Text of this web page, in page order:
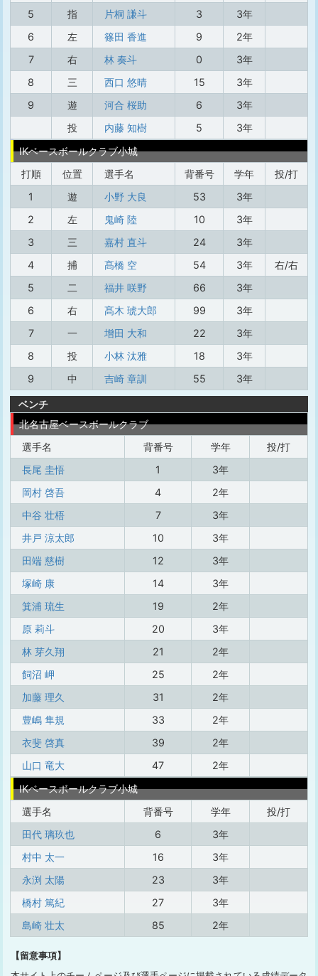
5
指 片桐 謙斗 3
3年
6
左 篠田 香進 9
2年
7
右 林 奏斗 0
3年
8
三 西口 悠晴 15
3年
9
遊 河合 桜助 6
3年
投
内藤 知樹 5
3年
IKベースボールクラブ小城
打順
位置 選手名 背番号 学年
投/打
1
遊 小野 大良 53
3年
2
左 鬼崎 陸 10
3年
3
三 嘉村 直斗 24
3年
4
捕 髙橋 空 54 3年
右/右
5
二 福井 咲野 66
3年
6
右 髙木 琥大郎 99
3年
7
一 增田 大和 22
3年
8
投 小林 汰雅 18
3年
9
中 吉崎 章訓 55 3年
ベンチ
北名古屋ベースボールクラブ
選手名
背番号 学年
投/打
長尾 圭悟
1
3年
岡村 啓吾
4
2年
中谷 壮梧
7
3年
井戸 涼太郎
10
3年
田端 慈樹
12
3年
塚崎 康
14
3年
箕浦 琉生
19
2年
原 莉斗
20
3年
林 芽久翔
21
2年
飼沼 岬
25
2年
加藤 理久
31
2年
豊嶋 隼規
33
2年
衣斐 啓真
39
2年
山口 竜大
47
2年
IKベースボールクラブ小城
選手名
背番号 学年
投/打
田代 璃玖也
6
3年
村中 太一
16
3年
永渕 太陽
23
3年
橋村 篤紀
27
3年
島崎 壮太
85 2年
【留意事項】